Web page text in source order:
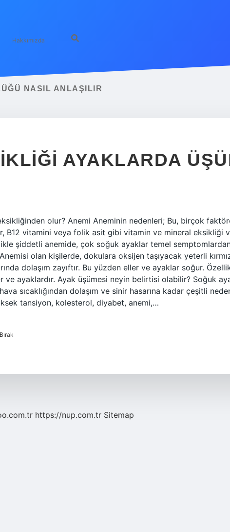
Hakkımızda
NASIL ANLAŞILIR
AYAKLARDA
olur? Anemi Aneminin nedenleri; Bu, birçok
B12 vitamini veya folik asit gibi vitamin ve mineral eksikliği
şiddetli anemide, çok soğuk ayaklar temel
olan kişilerde, dokulara oksijen taşıyacak yeterli
dolaşım zayıftır. Bu yüzden eller ve ayaklar soğur.
ayaklardır. Ayak üşümesi neyin belirtisi olabilir? Soğuk
sıcaklığından dolaşım ve sinir hasarına kadar çeşitli
tansiyon, kolesterol, diyabet, anemi,…
https://nup.com.tr Sitemap